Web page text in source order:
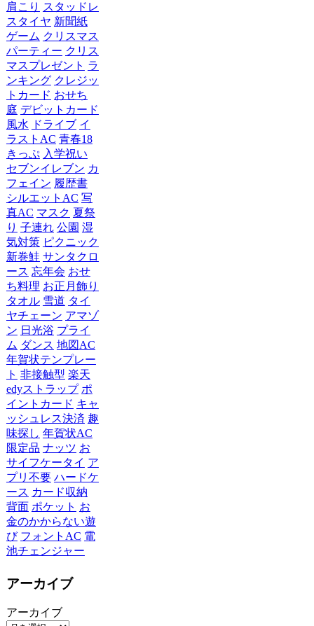
肩こり スタッドレ
スタイヤ 新聞紙
ゲーム クリスマス
パーティー クリス
マスプレゼント ラ
ンキング クレジッ
トカード おせち
庭 デビットカード
風水 ドライブ イ
ラストAC 青春18
きっぷ 入学祝い
セブンイレブン カ
フェイン 履歴書
シルエットAC 写
真AC マスク 夏祭
り 子連れ 公園 湿
気対策 ピクニック
新巻鮭 サンタクロ
ース 忘年会 おせ
ち料理 お正月飾り
タオル 雪道 タイ
ヤチェーン アマゾ
ン 日光浴 プライ
ム ダンス 地図AC
年賀状テンプレー
ト 非接触型 楽天
edyストラップ ポ
イントカード キャ
ッシュレス決済 趣
味探し 年賀状AC
限定品 ナッツ お
サイフケータイ ア
プリ不要 ハードケ
ース カード収納
背面 ポケット お
金のかからない遊
び フォントAC 電
池チェンジャー
アーカイブ
アーカイブ